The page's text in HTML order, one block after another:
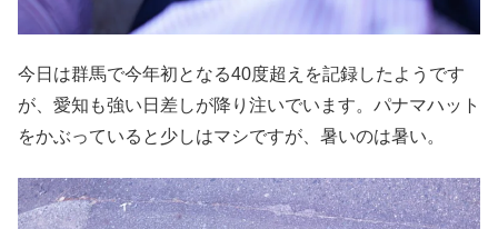
今日は群馬で今年初となる40度超えを記録したようです
が、愛知も強い日差しが降り注いでいます。パナマハット
をかぶっていると少しはマシですが、暑いのは暑い。